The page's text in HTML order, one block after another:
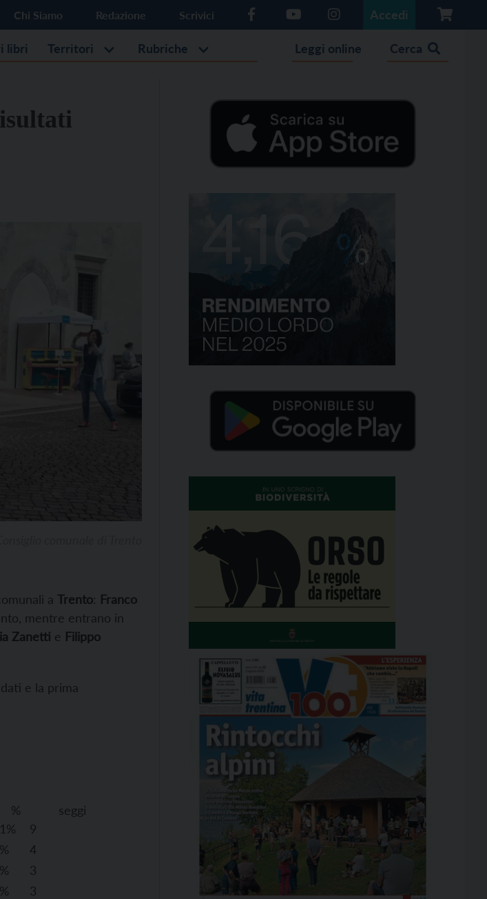
Chi Siamo Redazione Scrivici Accedi
libri Territori Rubriche Leggi online Cerca
a Trento: Franco
mentre entrano in
Zanetti e Filippo
e la prima
9
4
3
3